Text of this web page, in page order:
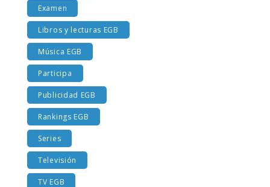
Examen
Libros y lecturas EGB
Música EGB
Participa
Publicidad EGB
Rankings EGB
Series
Televisión